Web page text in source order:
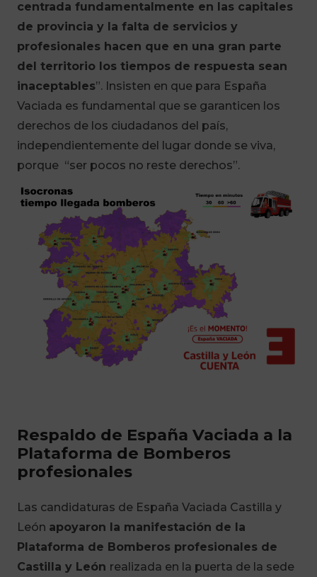
centrada fundamentalmente en las capitales
de provincia y la falta de servicios y
profesionales hacen que en una gran parte
del territorio los tiempos de respuesta sean
inaceptables”. Insisten en que para España
Vaciada es fundamental que se garanticen los
derechos de los ciudadanos del país,
independientemente del lugar donde se viva,
porque “ser pocos no reste derechos”.
Respaldo de España Vaciada a la
Plataforma de Bomberos
profesionales
Las candidaturas de España Vaciada Castilla y
León apoyaron la manifestación de la
Plataforma de Bomberos profesionales de
Castilla y León realizada en la puerta de la sede